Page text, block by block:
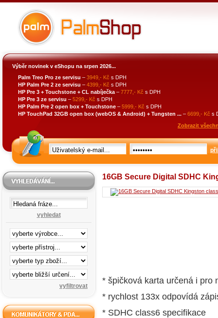
Výběr novinek v eShopu na srpen 2026...
Palm Treo Pro ze servisu – 3949,- Kč s DPH
HP Palm Pre 2 ze servisu – 4399,- Kč s DPH
HP Pre 3 + Touchstone + CL nabíječka – 7777,- Kč s DPH
HP Pre 3 ze servisu – 5299,- Kč s DPH
HP Palm Pre 2 open box + Touchstone – 5999,- Kč s DPH
HP TouchPad 32GB open box (webOS & Android) + Tungsten ... – 6699,- Kč s
Zobrazit
vyhledat
16GB Secure Digital SDHC
* špičková karta určená i pro
* rychlost 133x odpovídá
* SDHC class6 specifikace